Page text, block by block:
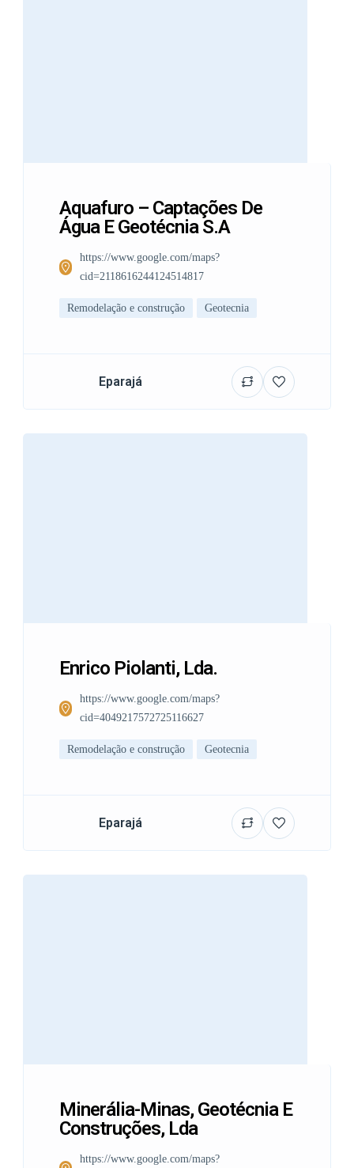
Aquafuro – Captações De
Água E Geotécnia S.A
https://www.google.com/maps?
cid=2118616244124514817
Remodelação e construção Geotecnia
Eparajá
Enrico Piolanti, Lda.
https://www.google.com/maps?
cid=4049217572725116627
Remodelação e construção Geotecnia
Eparajá
Minerália-Minas, Geotécnia E
Construções, Lda
https://www.google.com/maps?